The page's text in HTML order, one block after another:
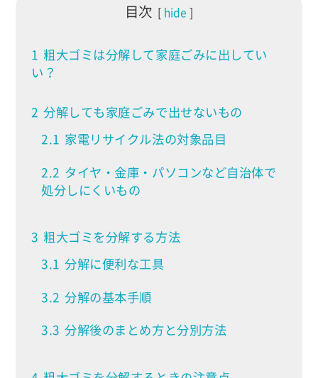
目次 hide
1 粗大ゴミは分解して家庭ごみに出してい
い？
2 分解しても家庭ごみで出せないもの
2.1 家電リサイクル法の対象品目
2.2 タイヤ・金庫・パソコンなど自治体で
処分しにくいもの
3 粗大ゴミを分解する方法
3.1 分解に便利な工具
3.2 分解の基本手順
3.3 分解後のまとめ方と分別方法